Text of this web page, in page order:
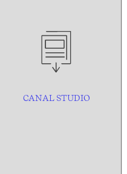
CANAL STUDIO